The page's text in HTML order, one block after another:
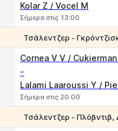
Kolar Z / Vocel M
Σήμερα στις 13:00
Τσάλεντζερ -
Cornea V V / Cukierman
-
Lalami Laaroussi Y /
Σήμερα στις 20:00
Τσάλεντζερ - Πλόβντιβ,